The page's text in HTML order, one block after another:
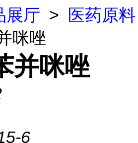
展厅 >
医药原料
咪唑
并咪唑
6